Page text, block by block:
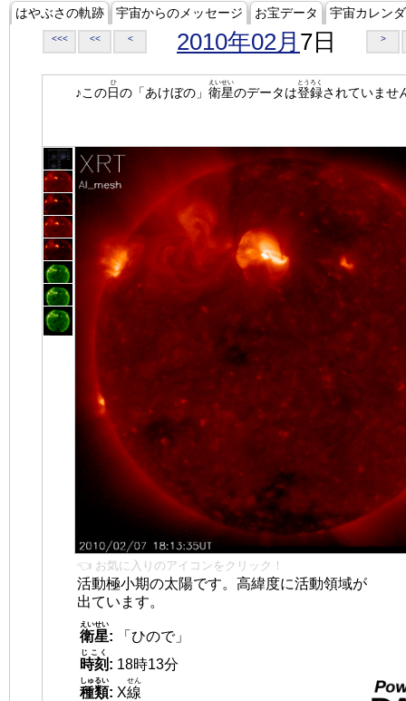
はやぶさの軌跡 宇宙からのメッセージ お宝データ 宇宙カレン
<<< << < 2010年02月 7日 >
♪この日
ひ
の「あけぼの」 衛星
えいせい
のデータは登録
とうろく
されていませ
👈 お気に入りのアイコンをクリック！
活動極小期の太陽です。高緯度に活動領域が
出ています。
衛星
えいせい
:
「ひので」
時刻
じこく
: 18時13分
種類
しゅるい
: X線
せん